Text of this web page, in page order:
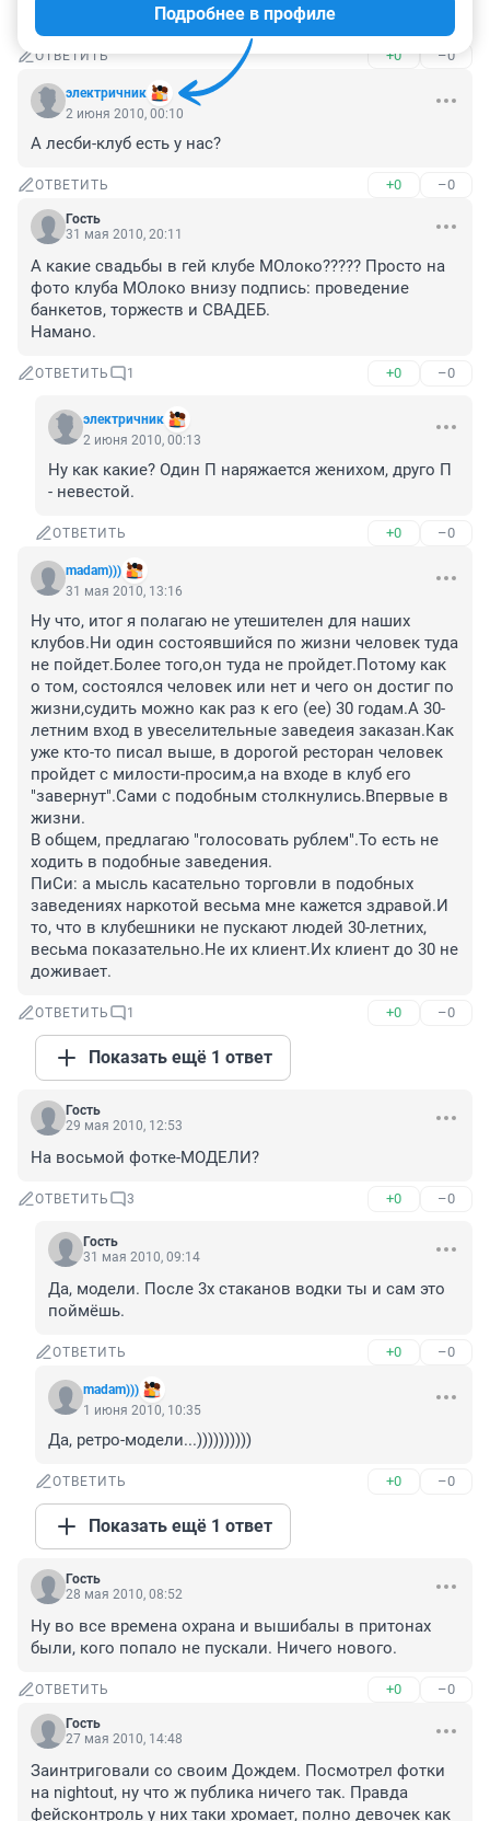
БЫДЛО может пропустить только БЫДЛО.
ОТВЕТИТЬ +0 –0
электричник
Подробнее в профиле
2 июня 2010, 00:10
А лесби-клуб есть у нас?
ОТВЕТИТЬ +0 –0
Гость
31 мая 2010, 20:11
А какие свадьбы в гей клубе МОлоко????? Просто на
фото клуба МОлоко внизу подпись: проведение
банкетов, торжеств и СВАДЕБ.
Намано.
ОТВЕТИТЬ 1 +0 –0
электричник
2 июня 2010, 00:13
Ну как какие? Один П наряжается женихом, друго П
- невестой.
ОТВЕТИТЬ +0 –0
madam)))
31 мая 2010, 13:16
Ну что, итог я полагаю не утешителен для наших
клубов.Ни один состоявшийся по жизни человек туда
не пойдет.Более того,он туда не пройдет.Потому как
о том, состоялся человек или нет и чего он достиг по
жизни,судить можно как раз к его (ее) 30 годам.А 30-
летним вход в увеселительные заведеия заказан.Как
уже кто-то писал выше, в дорогой ресторан человек
пройдет с милости-просим,а на входе в клуб его
"завернут".Сами с подобным столкнулись.Впервые в
жизни.
В общем, предлагаю "голосовать рублем".То есть не
ходить в подобные заведения.
ПиСи: а мысль касательно торговли в подобных
заведениях наркотой весьма мне кажется здравой.И
то, что в клубешники не пускают людей 30-летних,
весьма показательно.Не их клиент.Их клиент до 30 не
доживает.
ОТВЕТИТЬ 1 +0 –0
Показать ещё 1 ответ
Гость
29 мая 2010, 12:53
На восьмой фотке-МОДЕЛИ?
ОТВЕТИТЬ 3 +0 –0
Гость
31 мая 2010, 09:14
Да, модели. После 3х стаканов водки ты и сам это
поймёшь.
ОТВЕТИТЬ +0 –0
madam)))
1 июня 2010, 10:35
Да, ретро-модели...))))))))))
ОТВЕТИТЬ +0 –0
Показать ещё 1 ответ
Гость
28 мая 2010, 08:52
Ну во все времена охрана и вышибалы в притонах
были, кого попало не пускали. Ничего нового.
ОТВЕТИТЬ +0 –0
Гость
27 мая 2010, 14:48
Заинтриговали со своим Дождем. Посмотрел фотки
на nightout, ну что ж публика ничего так. Правда
фейсконтроль у них таки хромает, полно девочек как